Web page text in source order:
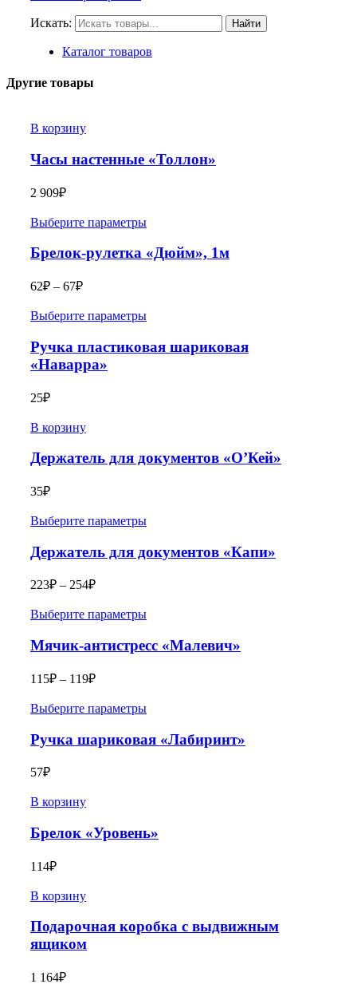
Искать: Найти
Каталог товаров
Другие товары
В корзину
Часы настенные «Толлон»
2 909₽
Выберите параметры
Брелок-рулетка «Дюйм», 1м
62₽ – 67₽
Выберите параметры
Ручка пластиковая шариковая
«Наварра»
25₽
В корзину
Держатель для документов «О’Кей»
35₽
Выберите параметры
Держатель для документов «Капи»
223₽ – 254₽
Выберите параметры
Мячик-антистресс «Малевич»
115₽ – 119₽
Выберите параметры
Ручка шариковая «Лабиринт»
57₽
В корзину
Брелок «Уровень»
114₽
В корзину
Подарочная коробка с выдвижным
ящиком
1 164₽